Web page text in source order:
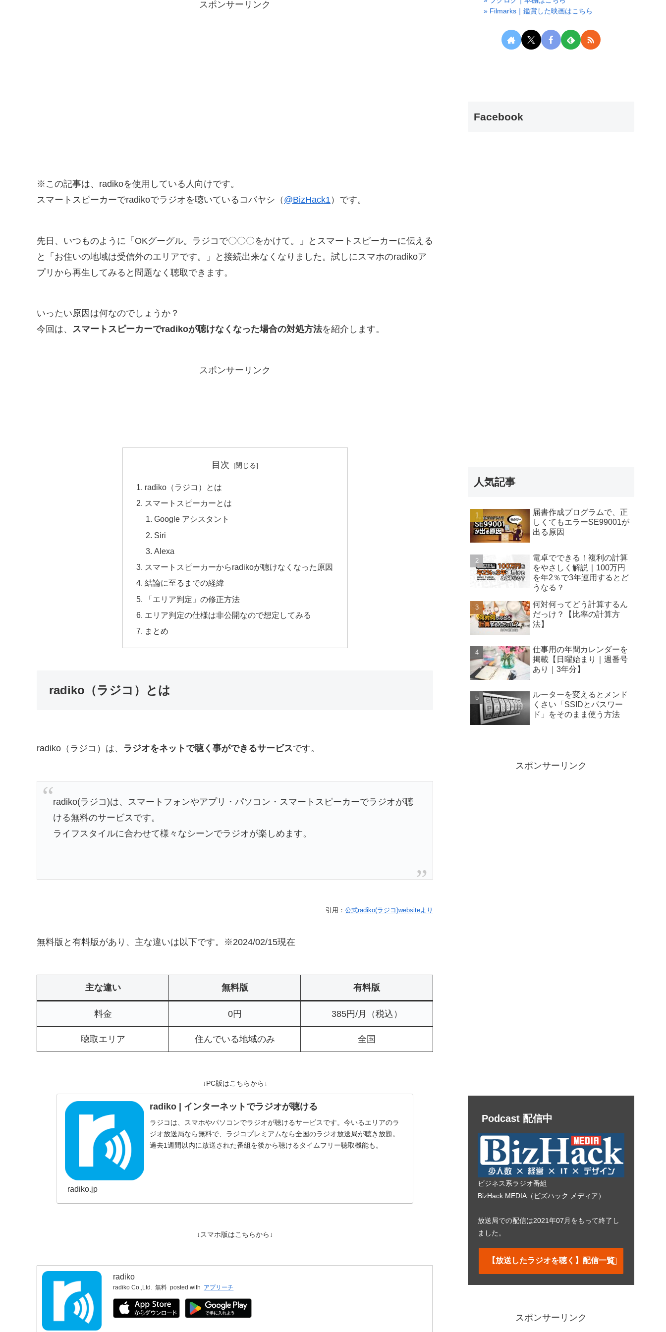
スポンサーリンク
※この記事は、radikoを使用している人向けです。
スマートスピーカーでradikoでラジオを聴いているコバヤシ（ @BizHack1）です。
先日、いつものように「OKグーグル。ラジコで〇〇〇をかけて。」とスマートスピーカーに伝える
と「お住いの地域は受信外のエリアです。」と接続出来なくなりました。試しにスマホのradikoア
プリから再生してみると問題なく聴取できます。
いったい原因は何なのでしょうか？
今回は、 スマートスピーカーでradikoが聴けなくなった場合の対処方法を紹介します。
スポンサーリンク
目次
radiko（ラジコ）とは
スマートスピーカーとは
Google アシスタント
Siri
Alexa
スマートスピーカーからradikoが聴けなくなった原因
結論に至るまでの経緯
「エリア判定」の修正方法
エリア判定の仕様は非公開なので想定してみる
まとめ
radiko（ラジコ）とは
radiko（ラジコ）は、 ラジオをネットで聴く事ができるサービスです。
radiko(ラジコ)は、スマートフォンやアプリ・パソコン・スマートスピーカーでラジオが聴
ける無料のサービスです。
ライフスタイルに合わせて様々なシーンでラジオが楽しめます。
引用： 公式radiko(ラジコ)websiteより
無料版と有料版があり、主な違いは以下です。※2024/02/15現在
主な違い 無料版 有料版
料金 0円 385円/月（税込）
聴取エリア 住んでいる地域のみ 全国
↓PC版はこちらから↓
radiko | インターネットでラジオが聴ける
ラジコは、スマホやパソコンでラジオが聴けるサービスです。今いるエリアのラ
ジオ放送局なら無料で、ラジコプレミアムなら全国のラジオ放送局が聴き放題。
過去1週間以内に放送された番組を後から聴けるタイムフリー聴取機能も。
radiko.jp
↓スマホ版はこちらから↓
radiko
radiko Co.,Ltd. 無料 posted with アプリーチ
» Filmarks｜鑑賞した映画はこちら
Facebook
人気記事
届書作成プログラムで、正
しくてもエラーSE99001が
出る原因
電卓でできる！複利の計算
をやさしく解説｜100万円
を年2％で3年運用するとど
うなる？
何対何ってどう計算するん
だっけ？【比率の計算方
法】
仕事用の年間カレンダーを
掲載【日曜始まり｜週番号
あり｜3年分】
ルーターを変えるとメンド
くさい「SSIDとパスワー
ド」をそのまま使う方法
スポンサーリンク
Podcast 配信中
ビジネス系ラジオ番組
BizHack MEDIA（ビズハック メディア）
放送局での配信は2021年07月をもって終了し
ました。
【放送したラジオを聴く】配信一覧
スポンサーリンク